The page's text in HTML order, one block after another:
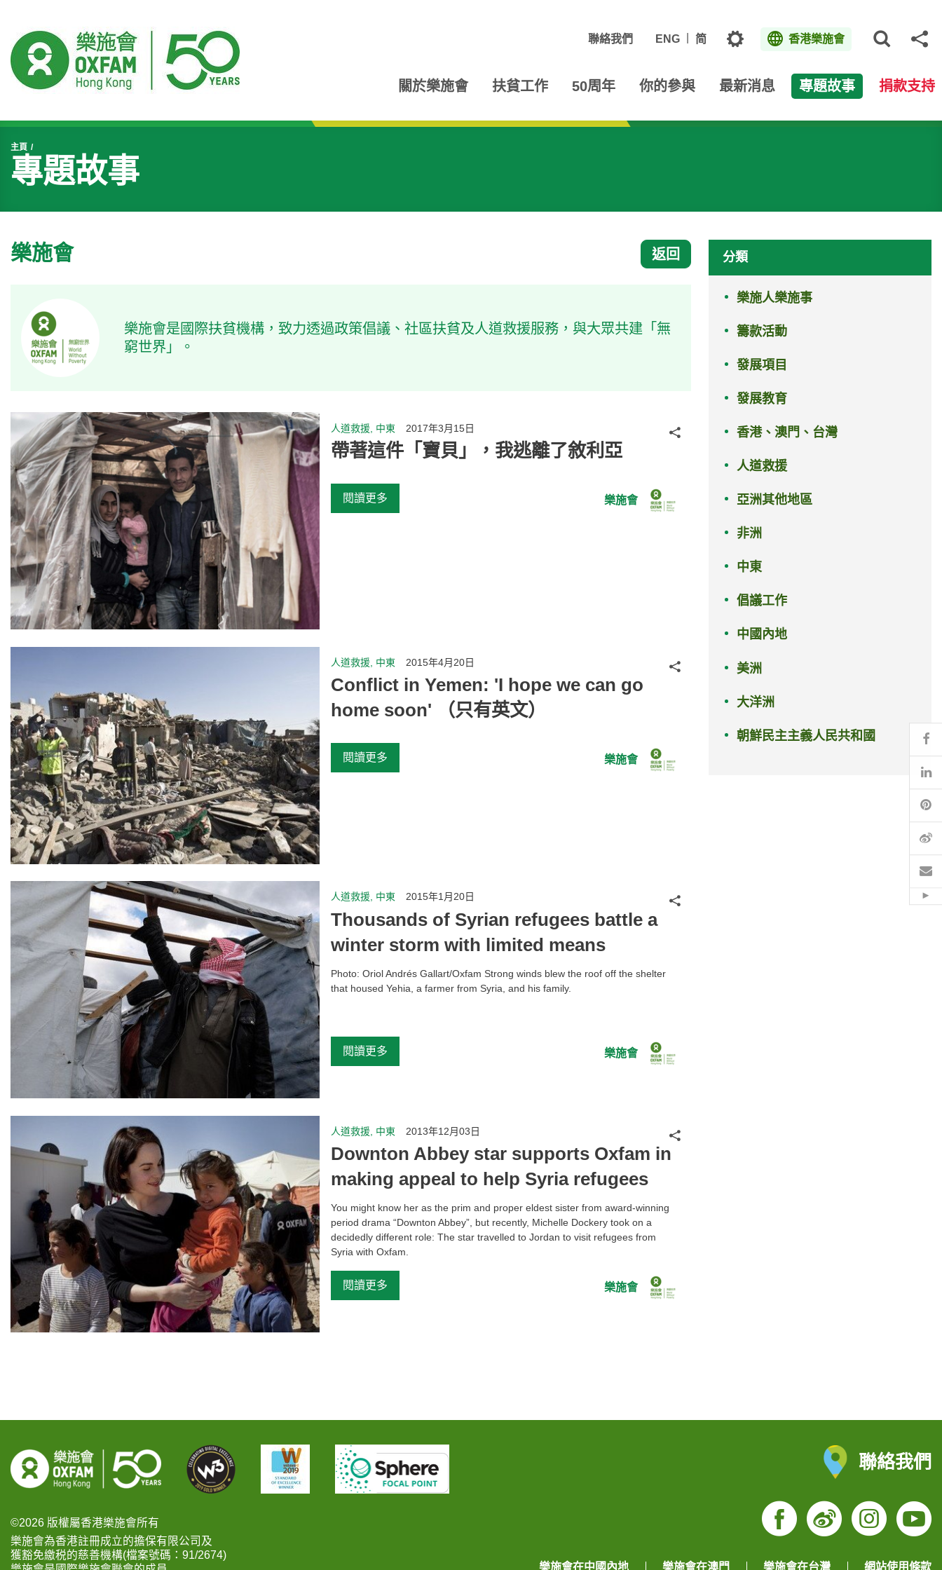
聯絡我們 ENG 简 主題 香港樂施會
關於樂施會 扶貧工作 50周年 你的參與 最新消息 專題故事 捐款支持
開始主要內容
主頁
專題故事
樂施會 返回
樂施會是國際扶貧機構，致力透過政策倡議、社區扶貧及人道救援服務，與大眾共建「無
窮世界」。
人道救援, 中東 2017年3月15日
帶著這件「寶貝」，我逃離了敘利亞
閱讀更多 樂施會
分享
人道救援, 中東 2015年4月20日
Conflict in Yemen: 'I hope we can go
home soon' （只有英文）
閱讀更多 樂施會
分享
人道救援, 中東 2015年1月20日
Thousands of Syrian refugees battle a
winter storm with limited means
Photo: Oriol Andrés Gallart/Oxfam Strong winds blew the roof off the shelter
that housed Yehia, a farmer from Syria, and his family.
閱讀更多 樂施會
分享
人道救援, 中東 2013年12月03日
Downton Abbey star supports Oxfam in
making appeal to help Syria refugees
You might know her as the prim and proper eldest sister from award-winning
period drama “Downton Abbey”, but recently, Michelle Dockery took on a
decidedly different role: The star travelled to Jordan to visit refugees from
Syria with Oxfam.
閱讀更多 樂施會
分享
分類
樂施人樂施事
籌款活動
發展項目
發展教育
香港、澳門、台灣
人道救援
亞洲其他地區
非洲
中東
倡議工作
中國內地
美洲
大洋洲
朝鮮民主主義人民共和國
©2026 版權屬香港樂施會所有
樂施會為香港註冊成立的擔保有限公司及
獲豁免繳税的慈善機構(檔案號碼：91/2674)
聯絡我們
Facebook
Weibo
樂施會在中國內地 樂施會在澳門 樂施會在台灣 網站使用條款